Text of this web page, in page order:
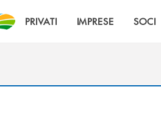
PRIVATI IMPRESE SOCI